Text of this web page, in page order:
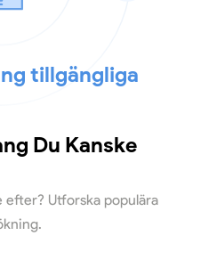
tillgängliga
Du Kanske
Utforska populära